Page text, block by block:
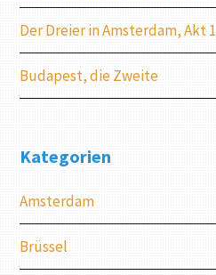
Der Dreier in Amsterdam, Akt 1
Budapest, die Zweite
Kategorien
Amsterdam
Brüssel